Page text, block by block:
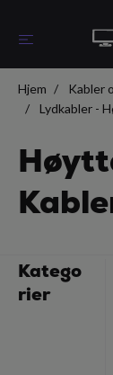
Hjem Kabler
Lydkabler -
Katego
rier